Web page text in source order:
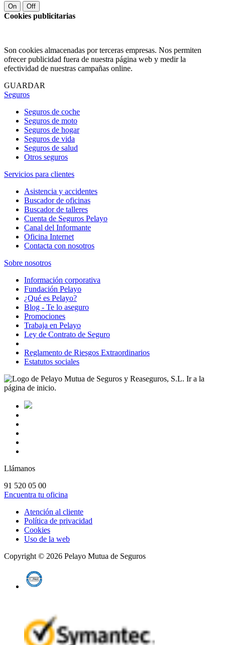
On Off
Cookies publicitarias
Son cookies almacenadas por terceras empresas. Nos permiten
ofrecer publicidad fuera de nuestra página web y medir la
efectividad de nuestras campañas online.
GUARDAR
Seguros
Seguros de coche
Seguros de moto
Seguros de hogar
Seguros de vida
Seguros de salud
Otros seguros
Servicios para clientes
Asistencia y accidentes
Buscador de oficinas
Buscador de talleres
Cuenta de Seguros Pelayo
Canal del Informante
Oficina Internet
Contacta con nosotros
Sobre nosotros
Información corporativa
Fundación Pelayo
¿Qué es Pelayo?
Blog - Te lo aseguro
Promociones
Trabaja en Pelayo
Ley de Contrato de Seguro
Reglamento de Riesgos Extraordinarios
Estatutos sociales
Llámanos
91 520 05 00
Encuentra tu oficina
Atención al cliente
Política de privacidad
Cookies
Uso de la web
Copyright © 2026 Pelayo Mutua de Seguros